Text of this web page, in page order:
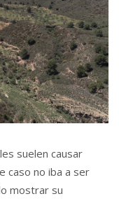
suelen causar
caso no iba a ser
mostrar su